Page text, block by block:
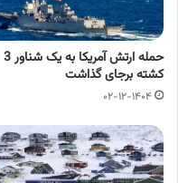
حمله ارتش آمریکا به یک شناور 3
کشته برجای گذاشت
۰۲-۱۲-۱۴۰۴